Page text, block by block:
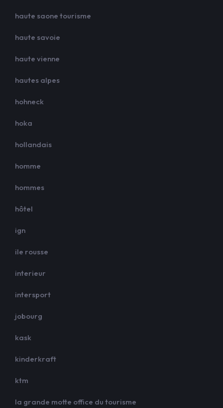
haute saone tourisme
haute savoie
haute vienne
hautes alpes
hohneck
hoka
hollandais
homme
hommes
hôtel
ign
ile rousse
interieur
intersport
jobourg
kask
kinderkraft
ktm
la grande motte office du tourisme